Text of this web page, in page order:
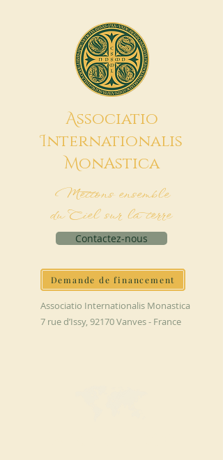
Associatio
Internationalis
MonAstica
Mettons ensemble
du Ciel sur la terre
Contactez-nous
Demande de financement
Associatio Internationalis Monastica
7 rue d’Issy, 92170 Vanves - France